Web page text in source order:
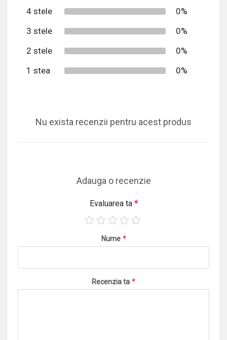
4 stele
0%
3 stele
0%
2 stele
0%
1 stea
0%
Nu exista recenzii pentru acest produs
Adauga o recenzie
Evaluarea ta *
Nume *
Recenzia ta *